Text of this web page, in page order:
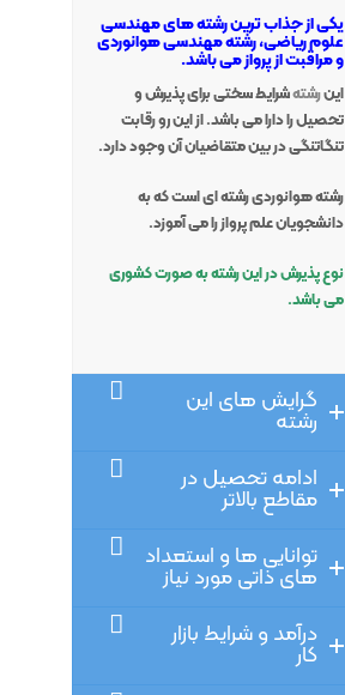
یکی از جذاب ترین رشته های مهندسی
علوم ریاضی، رشته مهندسی هوانوردی
و مراقبت از پرواز می باشد.
اینرشتهشرایط سختی برای پذیرش و
تحصیل را دارا می باشد. از این رو رقابت
تنگاتنگی در بین متقاضیان آن وجود دارد.
رشته هوانوردی رشته ای است که به
دانشجویان علم پرواز را می آموزد.
نوع پذیرش در این رشته به صورت کشوری
می باشد.
گرایش های این
رشته
ادامه تحصیل در
مقاطع بالاتر
توانایی ها و استعداد
های ذاتی مورد نیاز
درآمد و شرایط بازار
کار